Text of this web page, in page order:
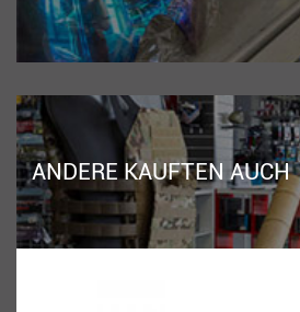
ANDERE KAUFTEN AUCH